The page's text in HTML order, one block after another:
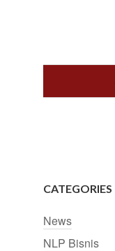
CATEGORIES
News
NLP Bisnis